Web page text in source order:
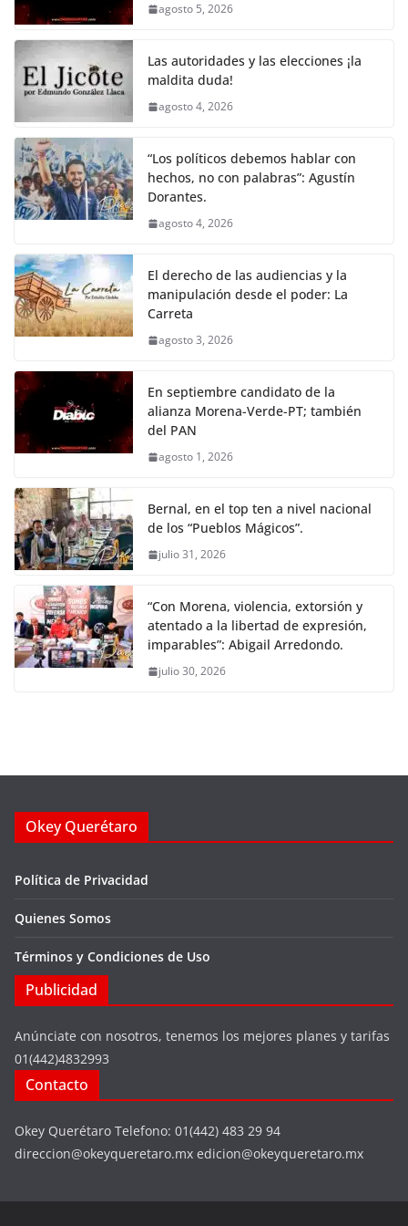
o
o
k
p k
agosto 5, 2026
Las autoridades y las elecciones ¡la
maldita duda!
agosto 4, 2026
“Los políticos debemos hablar con
hechos, no con palabras”: Agustín
Dorantes.
agosto 4, 2026
El derecho de las audiencias y la
manipulación desde el poder: La
Carreta
agosto 3, 2026
En septiembre candidato de la
alianza Morena-Verde-PT; también
del PAN
agosto 1, 2026
Bernal, en el top ten a nivel nacional
de los “Pueblos Mágicos”.
julio 31, 2026
“Con Morena, violencia, extorsión y
atentado a la libertad de expresión,
imparables”: Abigail Arredondo.
julio 30, 2026
Okey Querétaro
Política de Privacidad
Quienes Somos
Términos y Condiciones de Uso
Publicidad
Anúnciate con nosotros, tenemos los mejores planes y tarifas
01(442)4832993
Contacto
Okey Querétaro Telefono: 01(442) 483 29 94
direccion@okeyqueretaro.mx edicion@okeyqueretaro.mx